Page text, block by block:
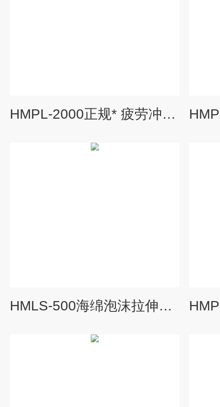
HMPL-2000正规* 疲劳冲击测试仪
HMLS-500海绵泡沫拉伸撕裂试验仪\海绵撕裂度测试仪厂家